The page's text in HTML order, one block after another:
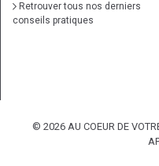
Retrouver tous nos derniers
conseils pratiques
© 2026 AU COEUR DE